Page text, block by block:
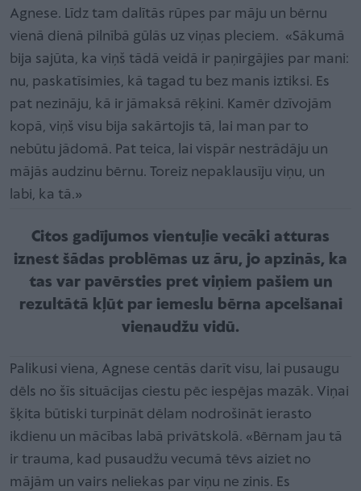
Agnese. Līdz tam dalītās rūpes par māju un bērnu
vienā dienā pilnībā gūlās uz viņas pleciem. «Sākumā
bija sajūta, ka viņš tādā veidā ir paņirgājies par mani:
nu, paskatīsimies, kā tagad tu bez manis iztiksi. Es
pat nezināju, kā ir jāmaksā rēķini. Kamēr dzīvojām
kopā, viņš visu bija sakārtojis tā, lai man par to
nebūtu jādomā. Pat teica, lai vispār nestrādāju un
mājās audzinu bērnu. Toreiz nepaklausīju viņu, un
labi, ka tā.»
Citos gadījumos vientuļie vecāki atturas
iznest šādas problēmas uz āru, jo apzinās, ka
tas var pavērsties pret viņiem pašiem un
rezultātā kļūt par iemeslu bērna apcelšanai
vienaudžu vidū.
Palikusi viena, Agnese centās darīt visu, lai pusaugu
dēls no šīs situācijas ciestu pēc iespējas mazāk. Viņai
šķita būtiski turpināt dēlam nodrošināt ierasto
ikdienu un mācības labā privātskolā. «Bērnam jau tā
ir trauma, kad pusaudžu vecumā tēvs aiziet no
mājām un vairs neliekas par viņu ne zinis. Es